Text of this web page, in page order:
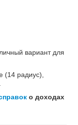
вариант для
(14 радиус),
о доходах